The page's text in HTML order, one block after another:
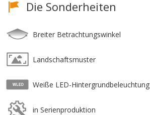
Die Sonderheiten
Breiter Betrachtungswinkel
Landschaftsmuster
Weiße LED-Hintergrundbeleuchtung
in Serienproduktion